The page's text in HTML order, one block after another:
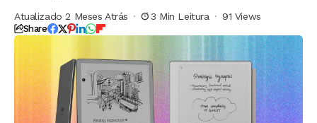
Atualizado 2 Meses Atrás 3 Min Leitura 91 Views
Share